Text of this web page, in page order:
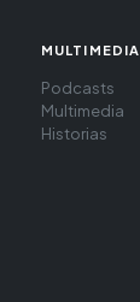
MULTIMEDIA
Podcasts
Multimedia
Historias